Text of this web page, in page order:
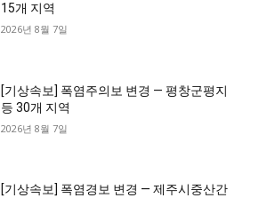
15개 지역
2026년 8월 7일
[기상속보] 폭염주의보 변경 — 평창군평지
등 30개 지역
2026년 8월 7일
[기상속보] 폭염경보 변경 — 제주시중산간